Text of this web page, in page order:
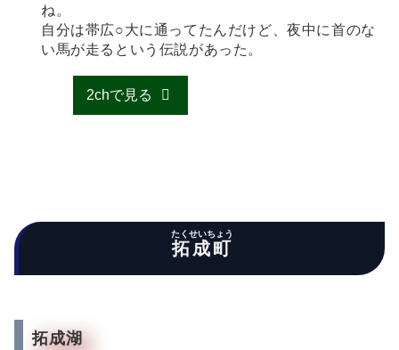
ね。
自分は帯広○大に通ってたんだけど、夜中に首のな
い馬が走るという伝説があった。
2chで見る
拓成町
たくせいちょう
拓成湖